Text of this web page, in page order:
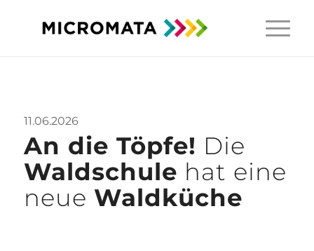
11.06.2026
An die Töpfe! Die
Waldschule hat eine
neue Waldküche